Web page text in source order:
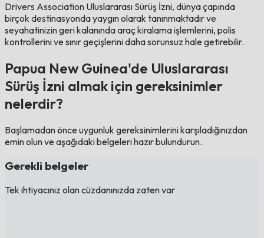
Drivers Association Uluslararası Sürüş İzni, dünya çapında
birçok destinasyonda yaygın olarak tanınmaktadır ve
seyahatinizin geri kalanında araç kiralama işlemlerini, polis
kontrollerini ve sınır geçişlerini daha sorunsuz hale getirebilir.
Papua New Guinea'de Uluslararası
Sürüş İzni almak için gereksinimler
nelerdir?
Başlamadan önce uygunluk gereksinimlerini karşıladığınızdan
emin olun ve aşağıdaki belgeleri hazır bulundurun.
Gerekli belgeler
Tek ihtiyacınız olan cüzdanınızda zaten var